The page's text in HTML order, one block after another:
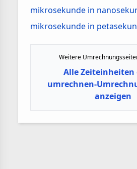
mikrosekunde in
mikrosekunde in
Weitere
Alle
umrechnen-
anzeigen